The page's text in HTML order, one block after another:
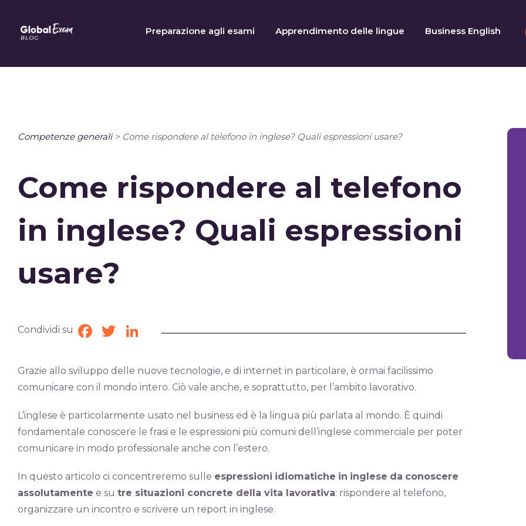
content
Preparazione agli esami Apprendimento delle lingue Business English
Competenze generali> Come rispondere al telefono in inglese? Quali espressioni usare?
Come rispondere al telefono
in inglese? Quali espressioni
usare?
Condividi su Facebook
TwitterLinkedIn
Grazie allo sviluppo delle nuove tecnologie, e di internet in particolare, è ormai facilissimo
comunicare con il mondo intero. Ciò vale anche, e soprattutto, per l’ambito lavorativo.
L’inglese è particolarmente usato nel business ed è la lingua più parlata al mondo. È quindi
fondamentale conoscere le frasi e le espressioni più comuni dell’inglese commerciale per poter
comunicare in modo professionale anche con l’estero.
In questo articolo ci concentreremo sulle espressioni idiomatiche in inglese da conoscere
assolutamente e su tre situazioni concrete della vita lavorativa: rispondere al telefono,
organizzare un incontro e scrivere un report in inglese.